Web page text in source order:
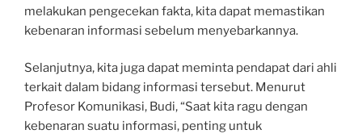
melakukan pengecekan fakta, kita dapat memastikan
kebenaran informasi sebelum menyebarkannya.
Selanjutnya, kita juga dapat meminta pendapat dari ahli
terkait dalam bidang informasi tersebut. Menurut
Profesor Komunikasi, Budi, “Saat kita ragu dengan
kebenaran suatu informasi, penting untuk